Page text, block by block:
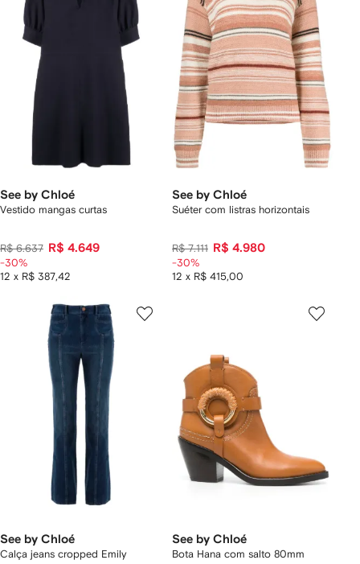
See by Chloé
Vestido mangas curtas
R$ 6.637 R$ 4.649
12 x R$ 387,42
-30%
See by Chloé
Suéter com listras horizontais
R$ 7.111 R$ 4.980
12 x R$ 415,00
-30%
See by Chloé
Calça jeans cropped Emily
See by Chloé
Bota Hana com salto 80mm